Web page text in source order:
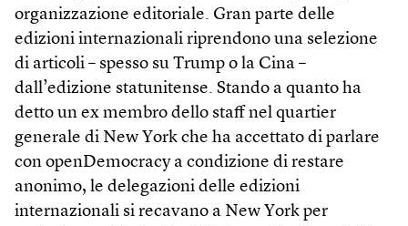
organizzazione editoriale. Gran parte delle
edizioni internazionali riprendono una selezione
di articoli – spesso su Trump o la Cina –
dall’edizione statunitense. Stando a quanto ha
detto un ex membro dello staff nel quartier
generale di New York che ha accettato di parlare
con openDemocracy a condizione di restare
anonimo, le delegazioni delle edizioni
internazionali si recavano a New York per